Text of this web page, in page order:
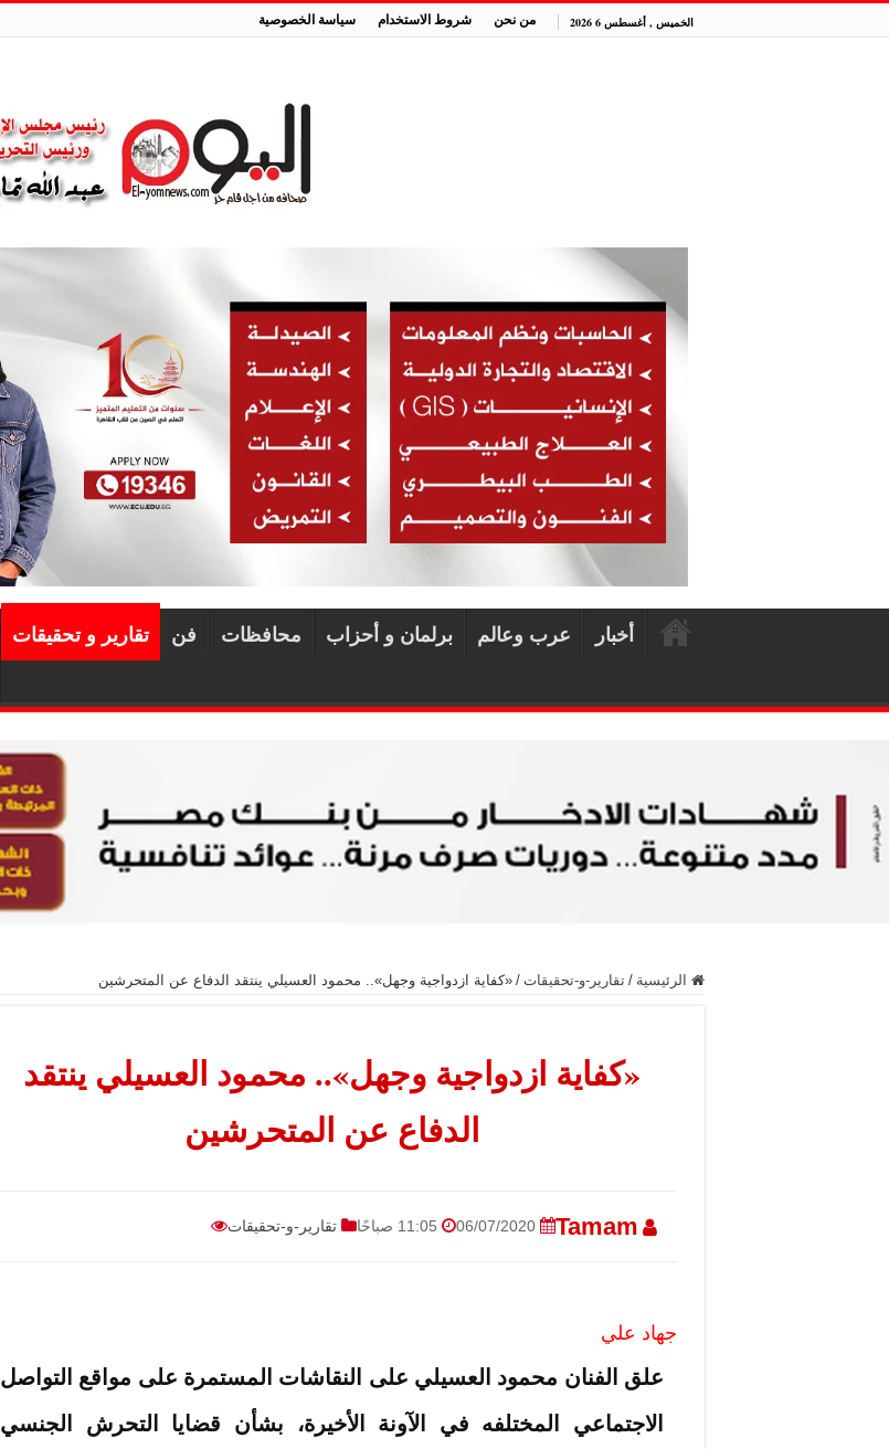
الخميس , أغسطس 6 2026 من نحن شروط الاستخدام سياسة الخصوصية
أخبار عرب وعالم برلمان و أحزاب محافظات فن تقارير و تحقيقات
الرئيسية / تقارير-و-تحقيقات / «كفاية ازدواجية وجهل».. محمود العسيلي ينتقد الدفاع عن المتحرشين
«كفاية ازدواجية وجهل».. محمود العسيلي ينتقد
الدفاع عن المتحرشين
Tamam تقارير-و-تحقيقات
جهاد علي
علق الفنان محمود العسيلي على النقاشات المستمرة على مواقع التواصل
الاجتماعي المختلفه في الآونة الأخيرة، بشأن قضايا التحرش الجنسي